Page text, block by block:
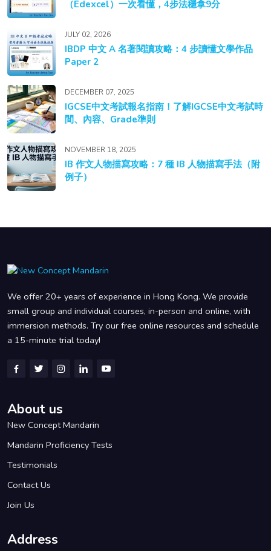
（Edexcel）一次看懂，4步法穩拿9分
JULY 02, 2026
IBDP 中文 A 名著閱讀攻略：4 步讀懂文學作品
Paper 2
DECEMBER 07, 2025
IGCSE中文考試報名指南！了解IGCSE中文考試時
間、內容、Grade準則
NOVEMBER 18, 2025
IB 作文人物描寫攻略：7 種 IB 人物描寫手法（附
例子）
We offer 20+ years of experience in Hong Kong. We provide
small group and individual courses, in-person and online, with
immersion methods. Try our free online resources and schedule
a 15-minute trial today!
About us
New Concept Mandarin
Mandarin Proficiency Tests
Testimonials
Contact Us
Join Us
Address